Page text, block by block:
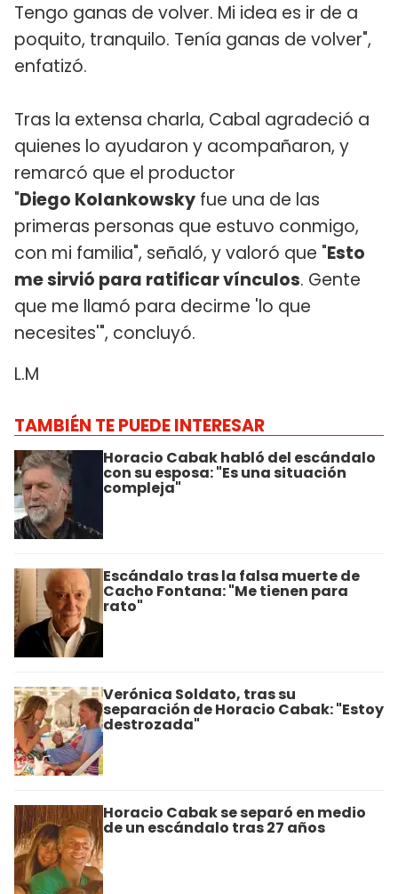
Tengo ganas de volver. Mi idea es ir de a
poquito, tranquilo. Tenía ganas de volver",
enfatizó.
Tras la extensa charla, Cabal agradeció a
quienes lo ayudaron y acompañaron, y
remarcó que el productor
"Diego Kolankowsky fue una de las
primeras personas que estuvo conmigo,
con mi familia", señaló, y valoró que "Esto
me sirvió para ratificar vínculos. Gente
que me llamó para decirme 'lo que
necesites'", concluyó.
L.M
TAMBIÉN TE PUEDE INTERESAR
Horacio Cabak habló del escándalo
con su esposa: "Es una situación
compleja"
Escándalo tras la falsa muerte de
Cacho Fontana: "Me tienen para
rato"
Verónica Soldato, tras su
separación de Horacio Cabak: "Estoy
destrozada"
Horacio Cabak se separó en medio
de un escándalo tras 27 años